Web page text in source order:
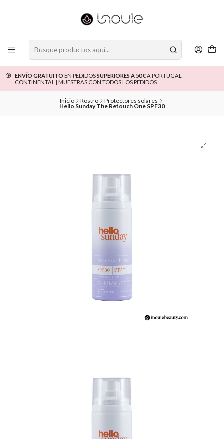
ENVÍO GRATUITO EN PEDIDOSSUPERIORES A 50 €A PORTUGAL
CONTINENTAL | MUESTRAS CON TODOS LOS PEDIDOS
Inicio Rostro Protectores solares
Hello Sunday The Retouch One SPF30